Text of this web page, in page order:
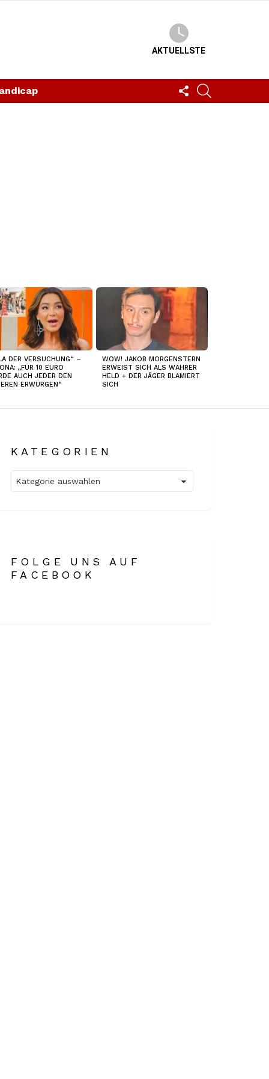
AKTUELLSTE
FOLLOW
US
DER VERSUCHUNG“ –
„FÜR 10 EURO
AUCH JEDER DEN
ERWÜRGEN“
WOW! JAKOB MORGENSTERN
ERWEIST SICH ALS WAHRER
HELD + DER JÄGER BLAMIERT
SICH
KATEGORIEN
FOLGE UNS AUF
FACEBOOK